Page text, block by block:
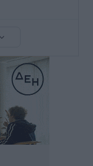
καλοκαίρι
900